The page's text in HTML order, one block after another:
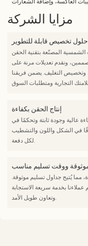
مزايا الشركة
حلول تخصيص قابلة للتطوير
المصنّعة بتقنية الحقن
ونقدم تعديلات مرنة على
وتخصيص التغليف. يضمن فريقنا
إنتاج الحقن بكفاءة
عالية وجودة ثابتة وتحكمًا في
في الشكل واللون والتشطيب
لكل دفعة.
ووقت تسليم مناسب
مما يُتيح جداول تسليم موثوقة.
عملاءنا بخدمة سريعة الاستجابة
وتعاون طويل الأمد.